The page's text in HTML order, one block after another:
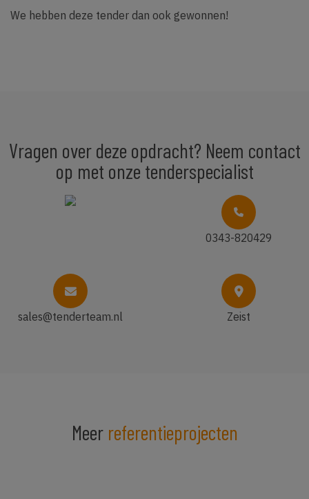
We hebben deze tender dan ook gewonnen!
Vragen over deze opdracht? Neem contact
op met onze tenderspecialist
0343-820429
sales@tenderteam.nl Zeist
Meer referentieprojecten